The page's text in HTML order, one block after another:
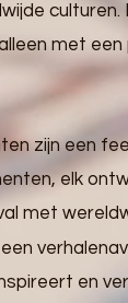
met
zijn een
elk
met
en